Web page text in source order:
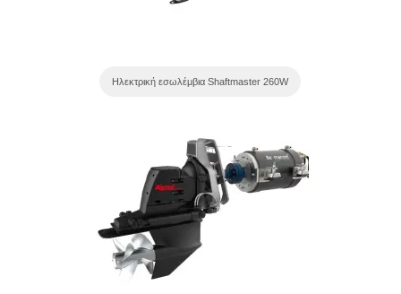
Ηλεκτρική εσωλέμβια Shaftmaster 260W